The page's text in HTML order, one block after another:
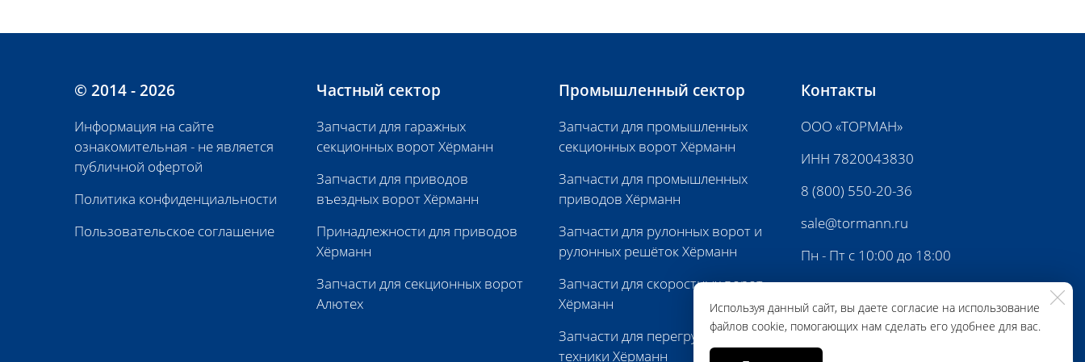
Используя данный сайт, вы даете согласие на использование
файлов cookie, помогающих нам сделать его удобнее для вас.
© 2014 - 2026
Информация на сайте
ознакомительная - не является
публичной офертой
Политика конфиденциальности
Пользовательское соглашение
Частный сектор
Запчасти для гаражных
секционных ворот Хёрманн
Запчасти для приводов
въездных ворот Хёрманн
Принадлежности для приводов
Хёрманн
Запчасти для секционных ворот
Алютех
Промышленный сектор
Запчасти для промышленных
секционных ворот Хёрманн
Запчасти для промышленных
приводов Хёрманн
Запчасти для рулонных ворот и
рулонных решёток Хёрманн
Запчасти для скоростных ворот
Хёрманн
Запчасти для перегрузочной
техники Хёрманн
Контакты
ООО «ТОРМАН»
ИНН 7820043830
8 (800) 550-20-36
sale@tormann.ru
Пн - Пт с 10:00 до 18:00